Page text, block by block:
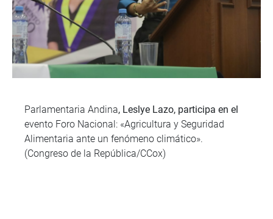
Parlamentaria Andina, Leslye Lazo, participa en el
evento Foro Nacional: «Agricultura y Seguridad
Alimentaria ante un fenómeno climático».
(Congreso de la República/CCox)